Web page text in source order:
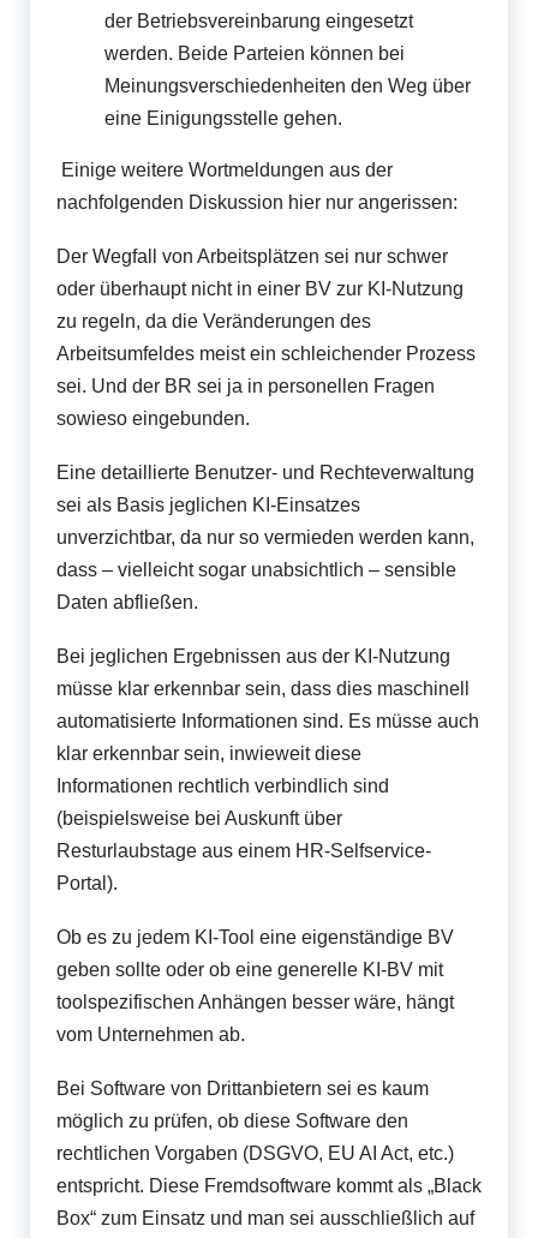
der Betriebsvereinbarung eingesetzt
werden. Beide Parteien können bei
Meinungsverschiedenheiten den Weg über
eine Einigungsstelle gehen.
Einige weitere Wortmeldungen aus der
nachfolgenden Diskussion hier nur angerissen:
Der Wegfall von Arbeitsplätzen sei nur schwer
oder überhaupt nicht in einer BV zur KI-Nutzung
zu regeln, da die Veränderungen des
Arbeitsumfeldes meist ein schleichender Prozess
sei. Und der BR sei ja in personellen Fragen
sowieso eingebunden.
Eine detaillierte Benutzer- und Rechteverwaltung
sei als Basis jeglichen KI-Einsatzes
unverzichtbar, da nur so vermieden werden kann,
dass – vielleicht sogar unabsichtlich – sensible
Daten abfließen.
Bei jeglichen Ergebnissen aus der KI-Nutzung
müsse klar erkennbar sein, dass dies maschinell
automatisierte Informationen sind. Es müsse auch
klar erkennbar sein, inwieweit diese
Informationen rechtlich verbindlich sind
(beispielsweise bei Auskunft über
Resturlaubstage aus einem HR-Selfservice-
Portal).
Ob es zu jedem KI-Tool eine eigenständige BV
geben sollte oder ob eine generelle KI-BV mit
toolspezifischen Anhängen besser wäre, hängt
vom Unternehmen ab.
Bei Software von Drittanbietern sei es kaum
möglich zu prüfen, ob diese Software den
rechtlichen Vorgaben (DSGVO, EU AI Act, etc.)
entspricht. Diese Fremdsoftware kommt als „Black
Box“ zum Einsatz und man sei ausschließlich auf